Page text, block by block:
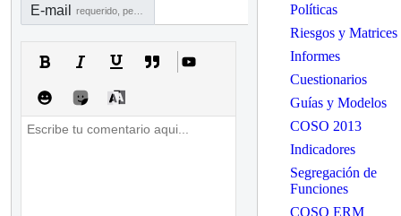
E-mail
Políticas
Riesgos y Matrices
Informes
Cuestionarios
Guías y Modelos
COSO 2013
Indicadores
Segregación de
Funciones
COSO ERM